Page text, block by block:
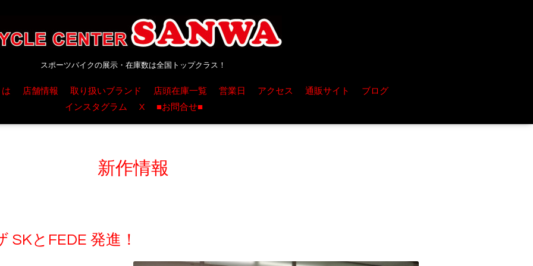
スポーツバイクの展示・在庫数は全国トップクラス！
店舗情報 取り扱いブランド 店頭在庫一覧 営業日 アクセス 通販サイト
ブログ
インスタグラム
X ■お問合せ■
新作情報
とFEDE 発進！